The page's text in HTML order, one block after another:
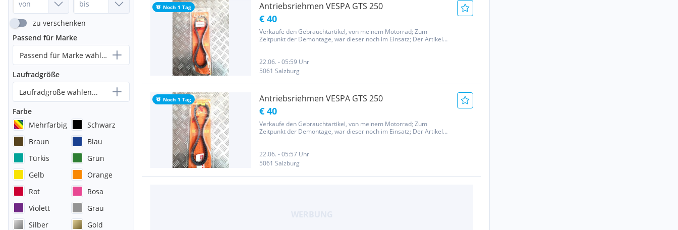
zu verschenken
Passend für Marke
Passend für Marke wählen...
Laufradgröße
Laufradgröße wählen...
Farbe
Mehrfarbig
Schwarz
Braun
Blau
Türkis
Grün
Gelb
Orange
Rot
Rosa
Violett
Grau
Silber
Gold
Noch 1 Tag Antriebsriehmen VESPA GTS 250
€ 40
Verkaufe den Gebrauchtartikel, von meinem Motorrad; Zum
Zeitpunkt der Demontage, war dieser noch im Einsatz; Der Artikel
22.06. - 05:59 Uhr
5061 Salzburg
Noch 1 Tag Antriebsriehmen VESPA GTS 250
€ 40
Verkaufe den Gebrauchtartikel, von meinem Motorrad; Zum
Zeitpunkt der Demontage, war dieser noch im Einsatz; Der Artikel
22.06. - 05:57 Uhr
5061 Salzburg